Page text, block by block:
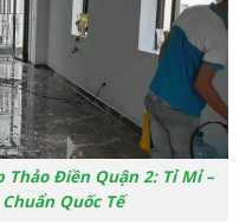
Thảo Điền Quận 2: Tỉ Mỉ –
Quốc Tế